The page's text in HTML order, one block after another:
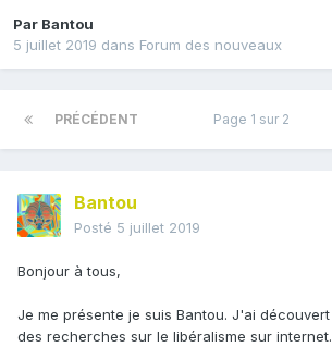
Par Bantou
5 juillet 2019 dans Forum des nouveaux
PRÉCÉDENT Page 1 sur 2
Bantou
Posté 5 juillet 2019
Bonjour à tous,
Je me présente je suis Bantou. J'ai
des recherches sur le libéralisme sur